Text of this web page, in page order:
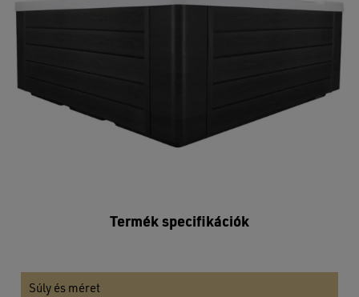
Termék specifikációk
Súly és méret